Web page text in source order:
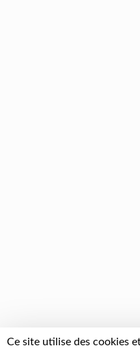
Ce site utilise des cookies